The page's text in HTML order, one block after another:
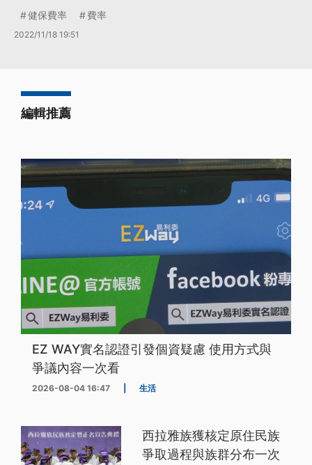
健保費率 費率
2022/11/18 19:51
編輯推薦
EZ WAY實名認證引發個資疑慮 使用方式與
爭議內容一次看
2026-08-04 16:47 生活
西拉雅族獲核定原住民族
爭取過程與族群分布一次